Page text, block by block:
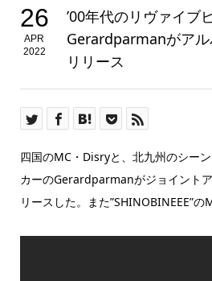
26
APR
2022
’00年代のリヴァイブ
Gerardparmanがア
リリース
四国のMC・Disryと、北九州のシー
カーのGerardparmanがジョイント
リースした。また”SHINOBINEEE”の